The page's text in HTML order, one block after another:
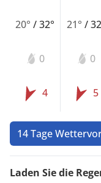
20°/32°
0
4
21° /
0
5
14 Tage
Laden Sie die